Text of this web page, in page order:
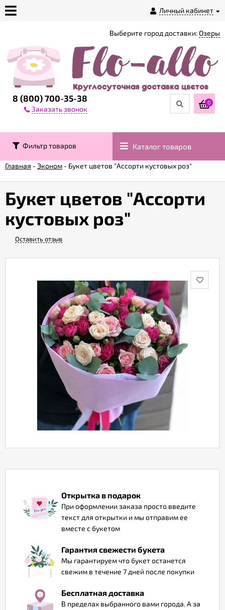
Личный кабинет
магазине
Доставка
Контакты
Гарантии
конфиденциальности
8 (800) 700-35-38
Заказать звонок
Выберите город доставки:Озеры
0
Фильтр товаров Каталог товаров
Главная -Эконом - Букет цветов "Ассорти кустовых роз"
Букет цветов "Ассорти
кустовых роз"
Оставить отзыв
Открытка в подарок
При оформлении заказа просто введите
текст для открытки и мы отправим ее
вместе с букетом
Гарантия свежести букета
Мы гарантируем что букет останется
свежим в течение 7 дней после покупки
Бесплатная доставка
В пределах выбранного вами города. А за